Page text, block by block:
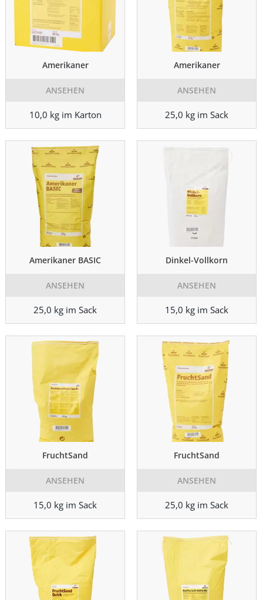
Amerikaner
ANSEHEN
10,0 kg im Karton
Amerikaner
ANSEHEN
25,0 kg im Sack
Amerikaner BASIC
ANSEHEN
25,0 kg im Sack
Dinkel-Vollkorn
ANSEHEN
15,0 kg im Sack
FruchtSand
ANSEHEN
15,0 kg im Sack
FruchtSand
ANSEHEN
25,0 kg im Sack